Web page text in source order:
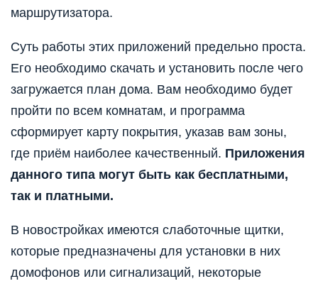
маршрутизатора.
Суть работы этих приложений предельно проста.
Его необходимо скачать и установить после чего
загружается план дома. Вам необходимо будет
пройти по всем комнатам, и программа
сформирует карту покрытия, указав вам зоны,
где приём наиболее качественный. Приложения
данного типа могут быть как бесплатными,
так и платными.
В новостройках имеются слаботочные щитки,
которые предназначены для установки в них
домофонов или сигнализаций, некоторые